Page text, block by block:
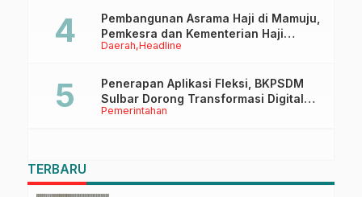
Daerah Headline
Pembangunan Asrama Haji di Mamuju,
Pemkesra dan Kementerian Haji
Sulbar Tinjau Lokasi
Pemerintahan
Penerapan Aplikasi Fleksi, BKPSDM
Sulbar Dorong Transformasi Digital
Sistem Kehadiran ASN
TERBARU